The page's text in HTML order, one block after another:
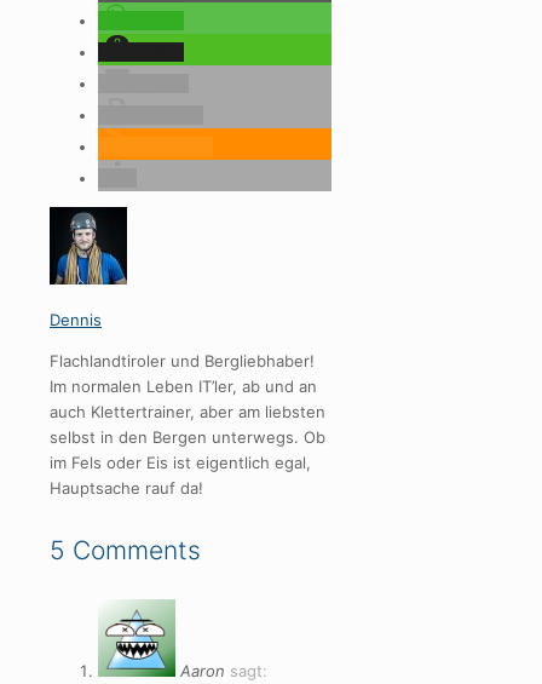
Dennis
Flachlandtiroler und Bergliebhaber!
Im normalen Leben IT’ler, ab und an
auch Klettertrainer, aber am liebsten
selbst in den Bergen unterwegs. Ob
im Fels oder Eis ist eigentlich egal,
Hauptsache rauf da!
5 Comments
Aaron sagt: